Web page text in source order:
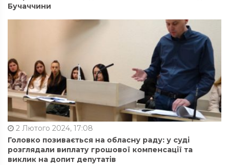
Бучаччини
2 Лютого 2024, 17:08
Головко позивається на обласну раду: у суді
розглядали виплату грошової компенсації та
виклик на допит депутатів